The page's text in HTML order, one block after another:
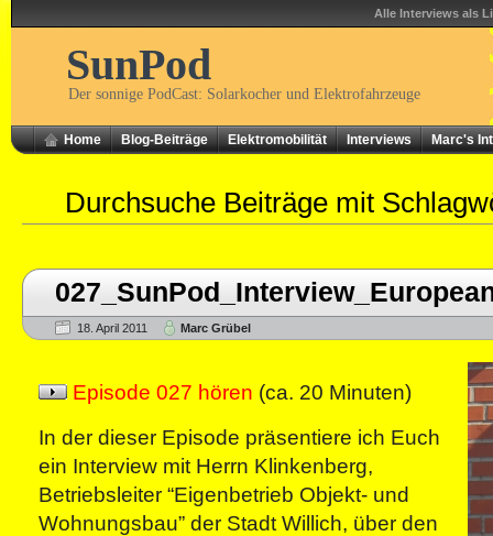
Alle Interviews als
SunPod
Der sonnige PodCast: Solarkocher und Elektrofahrzeuge
Home Blog-Beiträge Elektromobilität Interviews Marc's
Durchsuche Beiträge mit
18. April 2011 Marc Grübel
Episode 027 hören (ca. 20 Minuten)
In der dieser Episode präsentiere ich Euch
ein Interview mit Herrn Klinkenberg,
Betriebsleiter “Eigenbetrieb Objekt- und
Wohnungsbau” der Stadt Willich, über den